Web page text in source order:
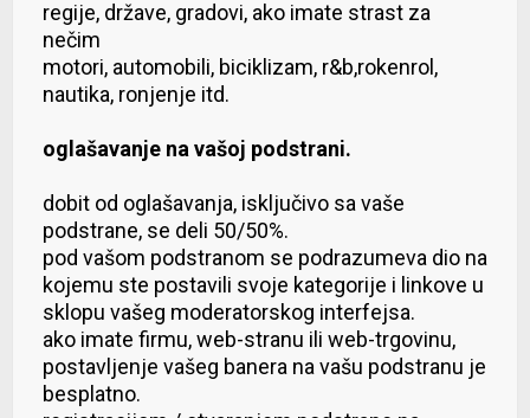
regije, države, gradovi, ako imate strast za
nečim
motori, automobili, biciklizam, r&b,rokenrol,
nautika, ronjenje itd.
oglašavanje na vašoj podstrani.
dobit od oglašavanja, isključivo sa vaše
podstrane, se deli 50/50%.
pod vašom podstranom se podrazumeva dio na
kojemu ste postavili svoje kategorije i linkove u
sklopu vašeg moderatorskog interfejsa.
ako imate firmu, web-stranu ili web-trgovinu,
postavljenje vašeg banera na vašu podstranu je
besplatno.